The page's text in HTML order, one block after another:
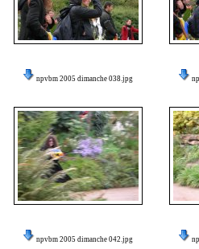
npvbm 2005 dimanche 038.jpg
npvbm 2005 dimanche 042.jpg